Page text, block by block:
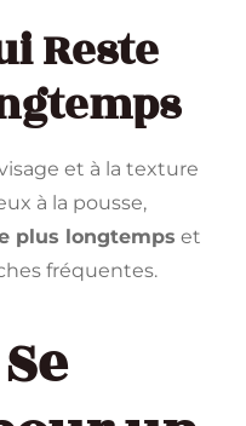
Reste
et à la texture
à la pousse,
plus longtemps et
fréquentes.